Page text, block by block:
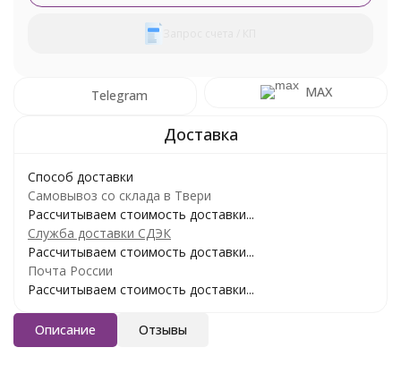
Telegram MAX
Способ доставки
Самовывоз со склада в Твери
Рассчитываем стоимость доставки...
Служба доставки СДЭК
Рассчитываем стоимость доставки...
Почта России
Рассчитываем стоимость доставки...
Описание Отзывы